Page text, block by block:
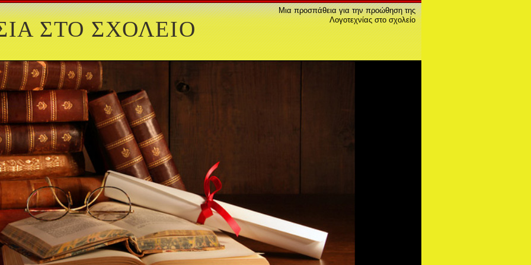
ΣΤΟ ΣΧΟΛΕΙΟ
Μια προσπάθεια για την προώθηση της
Λογοτεχνίας στο σχολείο